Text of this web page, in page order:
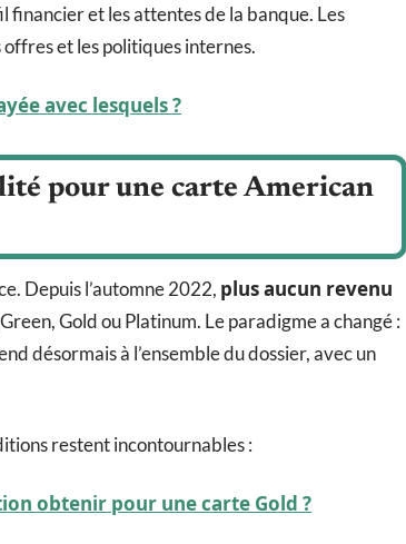
et les attentes de la banque. Les
et les politiques internes.
avec lesquels ?
pour une carte American
Depuis l’automne 2022, plus aucun revenu
Gold ou Platinum. Le paradigme a changé :
désormais à l’ensemble du dossier, avec un
restent incontournables :
obtenir pour une carte Gold ?